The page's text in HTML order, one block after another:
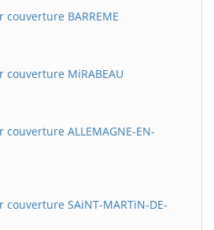
BARREME
MiRABEAU
ALLEMAGNE-EN-
SAiNT-MARTiN-DE-